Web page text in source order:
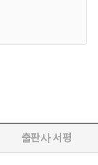
출판사 서평